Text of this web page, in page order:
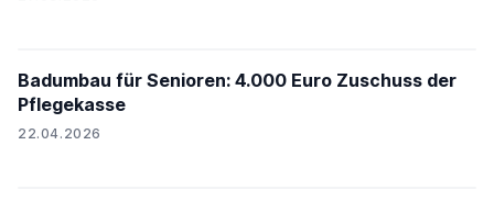
Badumbau für Senioren: 4.000 Euro Zuschuss der
Pflegekasse
22.04.2026